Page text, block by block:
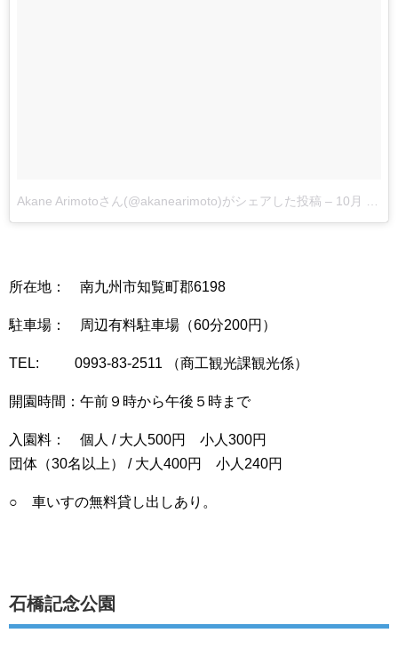
Akane Arimotoさん(@akanearimoto)がシェアした投稿 – 10月 6, 2017 at 4:04午前 PDT
所在地： 南九州市知覧町郡6198
駐車場： 周辺有料駐車場（60分200円）
TEL: 0993-83-2511 （商工観光課観光係）
開園時間：午前９時から午後５時まで
入園料： 個人 / 大人500円 小人300円
団体（30名以上） / 大人400円 小人240円
○ 車いすの無料貸し出しあり。
石橋記念公園